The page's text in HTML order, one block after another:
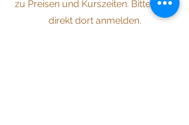
zu Preisen und Kurszeiten. Bitte auch
direkt dort anmelden.